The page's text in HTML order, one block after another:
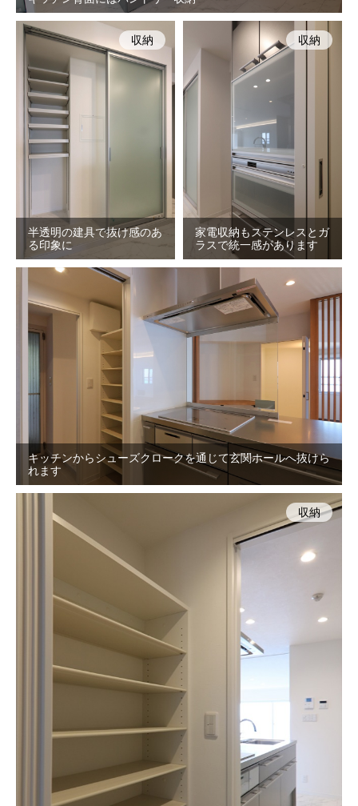
半透明の建具で抜け感のあ
る印象に
収納
家電収納もステンレスとガ
ラスで統一感があります
収納
キッチンからシューズクロークを通じて玄関ホールへ抜けら
れます
収納